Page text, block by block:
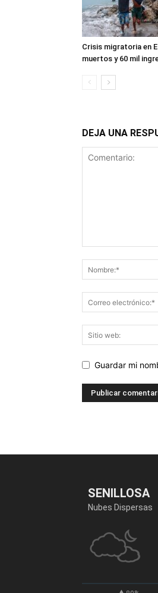
Crisis migratoria en
muertos y 60 mil
DEJA UNA
Guardar mi
SENILLOSA
Nubes Dispersas